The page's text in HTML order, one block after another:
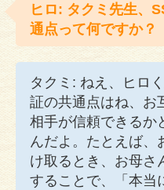
ヒロ: タクミ先生、
通点って何ですか？
タクミ: ねえ、ヒロ
証の共通点はね、お
相手が信頼できるか
んだよ。たとえば、
け取るとき、お母さ
することで、「本当